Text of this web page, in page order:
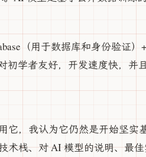
（用于数据库和身份验证）
初学者友好，开发速度快，并
它，我认为它仍然是开始坚
术栈、对 AI 模型的说明、最